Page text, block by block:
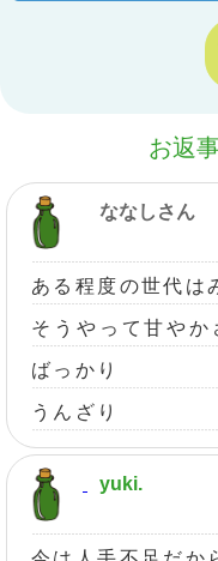
お返
ななしさん
ある程度の世代は
そうやって甘や
ばっかり
うんざり
yuki.